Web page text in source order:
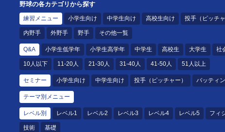
野球の各カテゴリから探す
練習メニュー 小学生向け 中学生向け 高校生向け 投手（ピッチャ
内野手 外野手 野手 その他一覧
Q&A 小学生低学年 小学生高学年 中学生 高校生 大学生 社
10人以下 11-20人 21-30人 31-40人 41-50人 51人以上
セミナー 小学生向け 中学生向け 投手（ピッチャー） バッティ
テーマ別メニュー
レベル別 レベル1 レベル2 レベル3 レベル4 レベル5 フィ
技術 基礎